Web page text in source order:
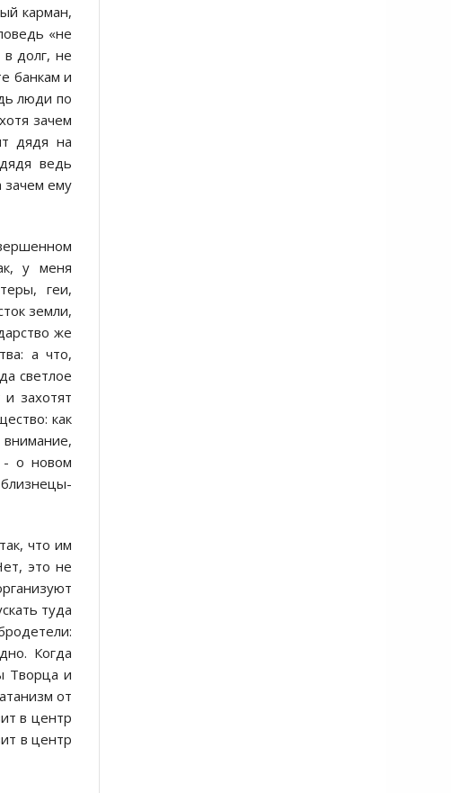
карман,
«не
долг, не
банкам и
люди по
зачем
дядя на
ведь
зачем ему
у меня
геи,
земли,
же
а что,
светлое
захотят
как
внимание,
- о новом
что им
это не
туда
Когда
Творца и
от
в центр
в центр